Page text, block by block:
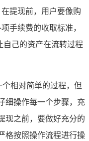
提现前，用户要像购
手续费的收取标准，
自己的资产在流转过程
个相对简单的过程，但
细操作每一个步骤，充
现之前，要做好充分的
格按照操作流程进行操